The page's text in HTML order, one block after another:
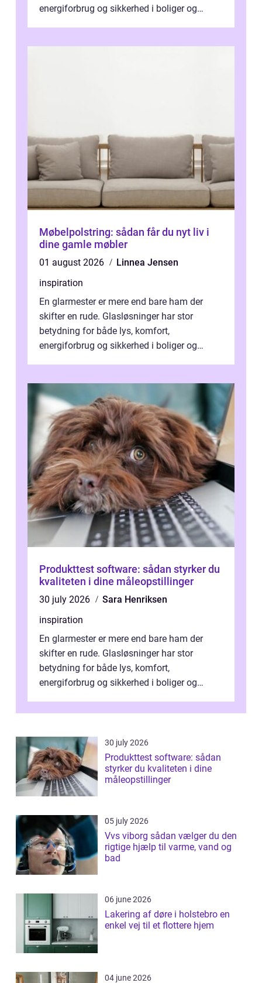
energiforbrug og sikkerhed i boliger og
Møbelpolstring: sådan får du nyt liv i
dine gamle møbler
01 august 2026
Linnea Jensen
inspiration
En glarmester er mere end bare ham der
skifter en rude. Glasløsninger har stor
betydning for både lys, komfort,
energiforbrug og sikkerhed i boliger og
Produkttest software: sådan styrker du
kvaliteten i dine måleopstillinger
30 july 2026
Sara Henriksen
inspiration
En glarmester er mere end bare ham der
skifter en rude. Glasløsninger har stor
betydning for både lys, komfort,
energiforbrug og sikkerhed i boliger og
30 july 2026
Produkttest software: sådan
styrker du kvaliteten i dine
måleopstillinger
05 july 2026
Vvs viborg sådan vælger du den
rigtige hjælp til varme, vand og
bad
06 june 2026
Lakering af døre i holstebro en
enkel vej til et flottere hjem
04 june 2026